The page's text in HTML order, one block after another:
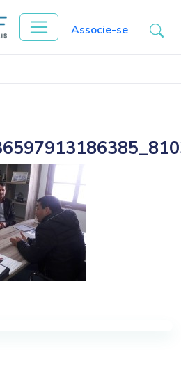
Associe-se